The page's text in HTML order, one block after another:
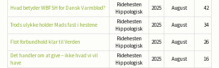
Hvad betyder WBFSH for Dansk Varmblod?
Ridehesten
Hippologisk
2025 August 42
Trods ulykke holder Mads fast i hestene
Ridehesten
Hippologisk
2025 August 34
Flot forbundhold klar til Verden
Ridehesten
Hippologisk
2025 August
26
Det handler om at give – ikke hvad vi vil
have
Ridehesten
Hippologisk
2025 August 16